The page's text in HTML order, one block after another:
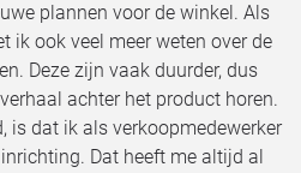
plannen voor de winkel. Als
ik ook veel meer weten over de
Deze zijn vaak duurder, dus
achter het product horen.
is dat ik als verkoopmedewerker
Dat heeft me altijd al